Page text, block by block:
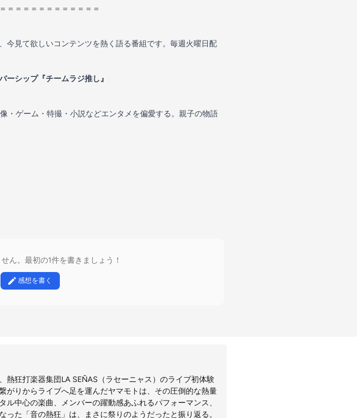
＝＝＝＝＝＝＝＝＝＝＝＝
今見て欲しいコンテンツを熱く語る番組です。毎週火曜日配
シップ『チームラジ推し』
・ゲーム・特撮・小説などエンタメを偏愛する。親子の物語
ん。最初の1件を書きましょう！
感想を書く
熱狂打楽器集団LA SEÑAS（ラセーニャス）のライブ初体験
がりからライブへ足を運んだヤマモトは、その圧倒的な熱量
中心の楽曲、メンバーの躍動感あふれるパフォーマンス、
た「音の熱狂」は、まさに祭りのようだったと振り返る。